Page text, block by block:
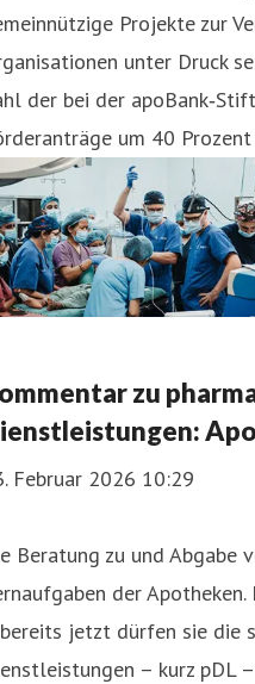
Projekte zur
unter Druck
der bei der
um 40
zu
Februar 2026 10:29
Beratung zu und Abgabe
der
jetzt dürfen sie die
– kurz pDL